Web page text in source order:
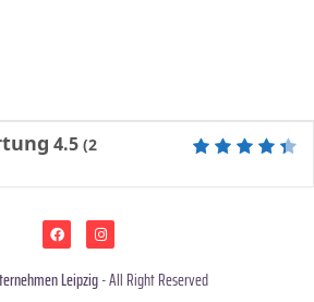
4.5 (2
Leipzig- All Right Reserved